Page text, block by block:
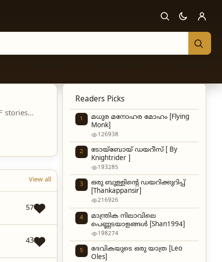
stories...
View all
57
43
Readers Picks
1
മധുര മനോഹര മോഹം [Flying
Monk]
126938
2
ടോയ്‌ബോയ് ഡയറീസ് [ By
Knightrider ]
193285
3
ഒരു ബുള്ളിന്റെ ഡയറിക്കുറിപ്പ്
[Thankappansir]
216926
4
മാന്ത്രിക നിലാവിലെ
പെണ്ണടയാളങ്ങൾ [Shan1994]
198274
5
ദേവികയുടെ ഒരു യാത്ര [Leo
Oles]